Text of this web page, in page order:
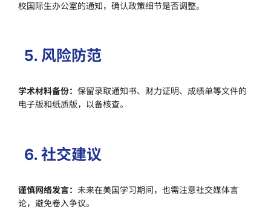
校国际生办公室的通知，确认政策细节是否调整。
5. 风险防范
学术材料备份： 保留录取通知书、财力证明、成绩单等文件的
电子版和纸质版，以备核查。
6. 社交建议
谨慎网络发言： 未来在美国学习期间，也需注意社交媒体言
论，避免卷入争议。